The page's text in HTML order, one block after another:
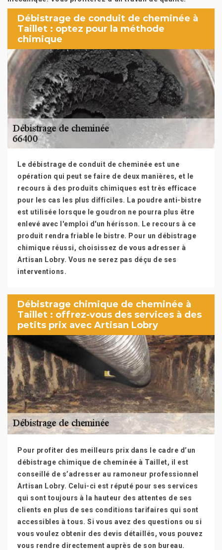
Débistrage de conduit de cheminée à
Taillet : optez pour la méthode
chimique
Le débistrage de conduit de cheminée est une
opération qui peut se faire de deux manières, et le
recours à des produits chimiques est très efficace
pour les cas les plus difficiles. La poudre anti-bistre
est utilisée lorsque le goudron ne pourra plus être
enlevé avec l'emploi d'un hérisson. Le recours à ce
produit rendra friable le bistre. Pour un débistrage
chimique réussi, choisissez de vous adresser à
Artisan Lobry. Vous ne serez pas déçu de ses
interventions.
Débistrage chimique de cheminée à
Taillet : offrez-vous des services à des
petits prix avec Artisan Lobry
Pour profiter des meilleurs prix dans le cadre d’un
débistrage chimique de cheminée à Taillet, il est
conseillé de s’adresser au ramoneur professionnel
Artisan Lobry. Celui-ci est réputé pour ses services
qui sont toujours à la hauteur des attentes de ses
clients en plus de ses conditions tarifaires qui sont
accessibles à tous. Si vous avez des questions ou si
vous voulez obtenir des devis détaillés, vous pouvez
vous rendre directement auprès de son bureau.